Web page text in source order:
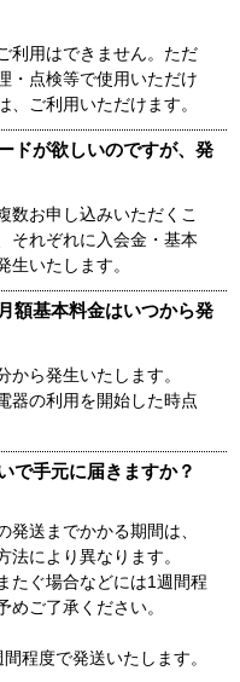
利用はできません。ただ
・点検等で使用いただけ
、ご利用いただけます。
ドが欲しいのですが、発
数お申し込みいただくこ
それぞれに入会金・基本
生いたします。
額基本料金はいつから発
から発生いたします。
器の利用を開始した時点
で手元に届きますか？
発送までかかる期間は、
法により異なります。
たぐ場合などには1週間程
めご了承ください。
度で発送いたします。